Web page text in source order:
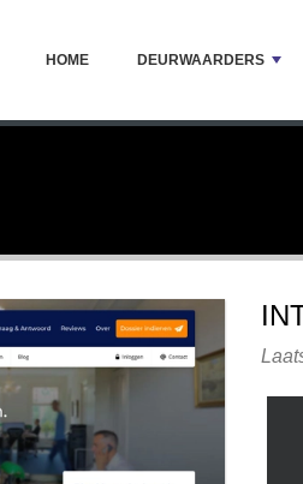
HOME DEURWAARDERS